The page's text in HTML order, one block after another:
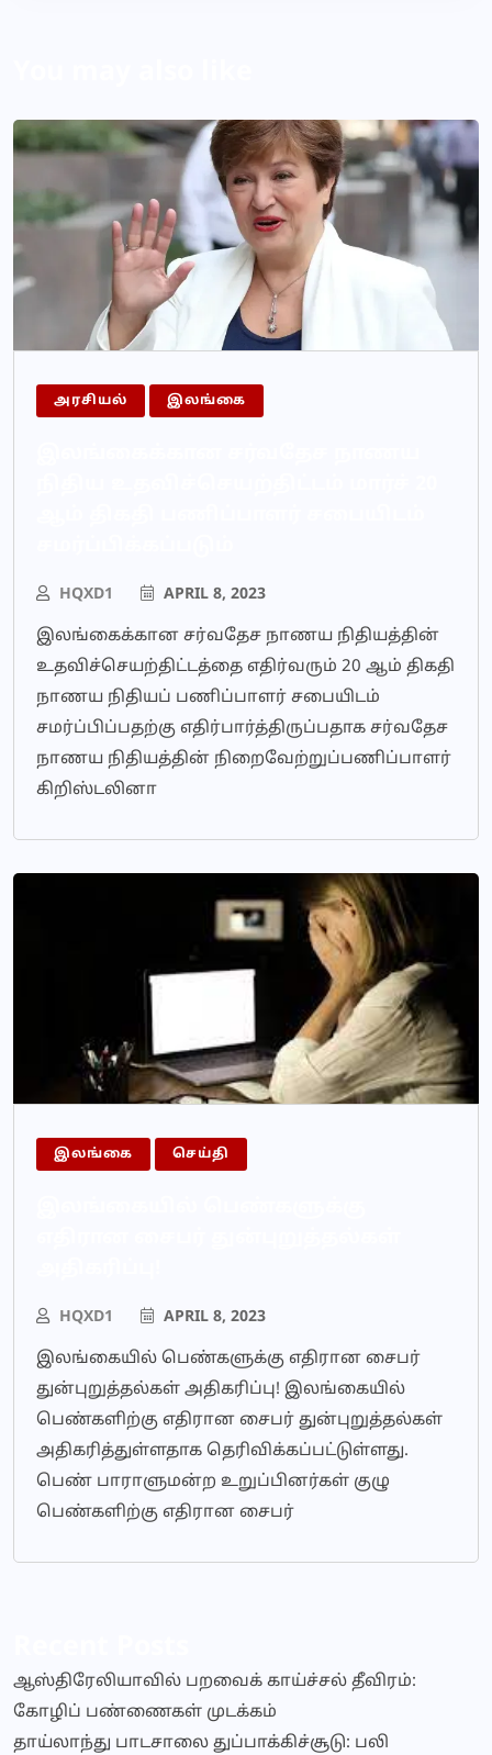
அரசியல் இலங்கை
HQXD1 APRIL 8, 2023
இலங்கைக்கான சர்வதேச நாணய நிதியத்தின்
உதவிச்செயற்திட்டத்தை எதிர்வரும் 20 ஆம் திகதி
நாணய நிதியப் பணிப்பாளர் சபையிடம்
சமர்ப்பிப்பதற்கு எதிர்பார்த்திருப்பதாக சர்வதேச
நாணய நிதியத்தின் நிறைவேற்றுப்பணிப்பாளர்
கிறிஸ்டலினா
இலங்கை செய்தி
HQXD1 APRIL 8, 2023
இலங்கையில் பெண்களுக்கு எதிரான சைபர்
துன்புறுத்தல்கள் அதிகரிப்பு! இலங்கையில்
பெண்களிற்கு எதிரான சைபர் துன்புறுத்தல்கள்
அதிகரித்துள்ளதாக தெரிவிக்கப்பட்டுள்ளது.
பெண் பாராளுமன்ற உறுப்பினர்கள் குழு
பெண்களிற்கு எதிரான சைபர்
ஆஸ்திரேலியாவில் பறவைக் காய்ச்சல் தீவிரம்:
கோழிப் பண்ணைகள் முடக்கம்
தாய்லாந்து பாடசாலை துப்பாக்கிச்சூடு: பலி